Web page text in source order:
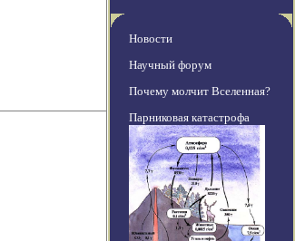
Новости
Научный форум
Почему молчит Вселенная?
Парниковая катастрофа